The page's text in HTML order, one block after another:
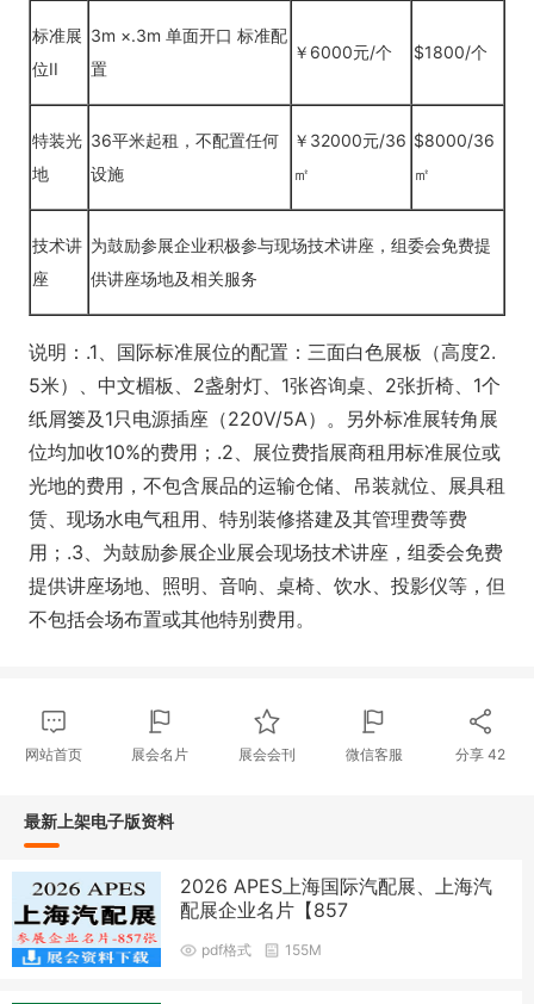
标准展
位II
3m ×.3m 单面开口 标准配
置
￥6000元/个 $1800/个
特装光
地
36平米起租，不配置任何
设施
￥32000元/36
㎡
$8000/36
㎡
技术讲
座
为鼓励参展企业积极参与现场技术讲座，组委会免费提
供讲座场地及相关服务
说明：.1、国际标准展位的配置：三面白色展板（高度2.
5米）、中文楣板、2盏射灯、1张咨询桌、2张折椅、1个
纸屑篓及1只电源插座（220V/5A）。另外标准展转角展
位均加收10%的费用；.2、展位费指展商租用标准展位或
光地的费用，不包含展品的运输仓储、吊装就位、展具租
赁、现场水电气租用、特别装修搭建及其管理费等费
用；.3、为鼓励参展企业展会现场技术讲座，组委会免费
提供讲座场地、照明、音响、桌椅、饮水、投影仪等，但
不包括会场布置或其他特别费用。
网站首页 展会名片 展会会刊 微信客服 分享42
最新上架电子版资料
2026 APES上海国际汽配展、上海汽
配展企业名片【857
pdf格式 155M